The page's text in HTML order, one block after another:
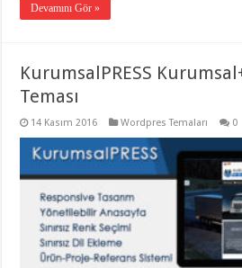
taşımacılık,
taşımacılık
gaziantep
asansörlü
taşıma,
gaziantep
evden
taşımacılık,
gaziantep
organizasyon,
gaziantep
organizasyon,
Devamını Gör »
KurumsalPRESS
Teması
14 Kasım 2016 Wordpres Temaları 0